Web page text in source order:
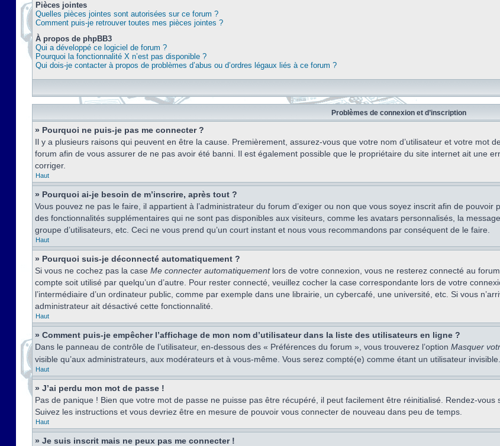
Pièces jointes
Quelles pièces jointes sont autorisées sur ce forum ?
Comment puis-je retrouver toutes mes pièces jointes ?
À propos de phpBB3
Qui a développé ce logiciel de forum ?
Pourquoi la fonctionnalité X n’est pas disponible ?
Qui dois-je contacter à propos de problèmes d’abus ou d’ordres légaux liés à ce forum ?
Problèmes de connexion et d’inscription
» Pourquoi ne puis-je pas me connecter ?
Il y a plusieurs raisons qui peuvent en être la cause. Premièrement, assurez-vous que votre nom d’utilisateur et votre mot
forum afin de vous assurer de ne pas avoir été banni. Il est également possible que le propriétaire du site internet ait une
corriger.
Haut
» Pourquoi ai-je besoin de m’inscrire, après tout ?
Vous pouvez ne pas le faire, il appartient à l’administrateur du forum d’exiger ou non que vous soyez inscrit afin de
des fonctionnalités supplémentaires qui ne sont pas disponibles aux visiteurs, comme les avatars personnalisés, la
groupe d’utilisateurs, etc. Ceci ne vous prend qu’un court instant et nous vous recommandons par conséquent de le faire.
Haut
» Pourquoi suis-je déconnecté automatiquement ?
Si vous ne cochez pas la case Me connecter automatiquementlors de votre connexion, vous ne resterez connecté au
compte soit utilisé par quelqu’un d’autre. Pour rester connecté, veuillez cocher la case correspondante lors de votre
l’intermédiaire d’un ordinateur public, comme par exemple dans une librairie, un cybercafé, une université, etc. Si vous
administrateur ait désactivé cette fonctionnalité.
Haut
» Comment puis-je empêcher l’affichage de mon nom d’utilisateur dans la liste des utilisateurs en ligne ?
Dans le panneau de contrôle de l’utilisateur, en-dessous des « Préférences du forum », vous trouverez l’option Masquer
visible qu’aux administrateurs, aux modérateurs et à vous-même. Vous serez compté(e) comme étant un utilisateur invisible.
Haut
» J’ai perdu mon mot de passe !
Pas de panique ! Bien que votre mot de passe ne puisse pas être récupéré, il peut facilement être réinitialisé. Rendez-
Suivez les instructions et vous devriez être en mesure de pouvoir vous connecter de nouveau dans peu de temps.
Haut
» Je suis inscrit mais ne peux pas me connecter !